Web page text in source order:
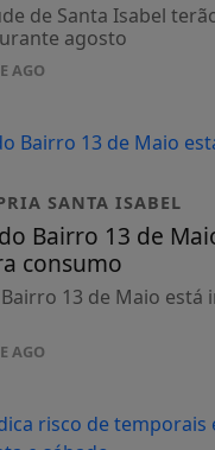
de Santa Isabel
agosto
AGO
SANTA ISABEL
Bairro 13 de
consumo
13 de Maio
AGO